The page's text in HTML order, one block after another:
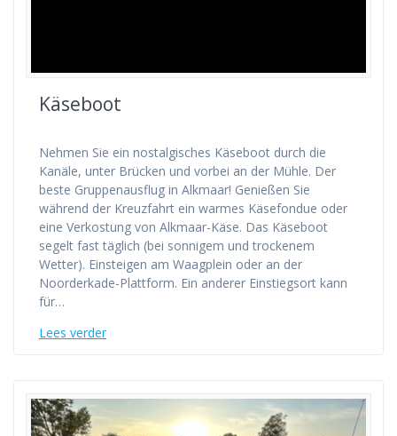
Käseboot
Nehmen Sie ein nostalgisches Käseboot durch die
Kanäle, unter Brücken und vorbei an der Mühle. Der
beste Gruppenausflug in Alkmaar! Genießen Sie
während der Kreuzfahrt ein warmes Käsefondue oder
eine Verkostung von Alkmaar-Käse. Das Käseboot
segelt fast täglich (bei sonnigem und trockenem
Wetter). Einsteigen am Waagplein oder an der
Noorderkade-Plattform. Ein anderer Einstiegsort kann
für…
Lees verder